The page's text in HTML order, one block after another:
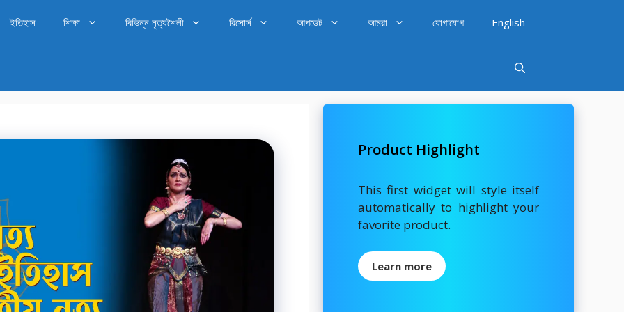
ইতিহাস শিক্ষা বিভিন্ন নৃত্যশৈলী রিসোর্স আপডেট আমরা যোগাযোগ English
Product Highlight
This first widget will style itself
automatically to highlight your
favorite product.
Learn more